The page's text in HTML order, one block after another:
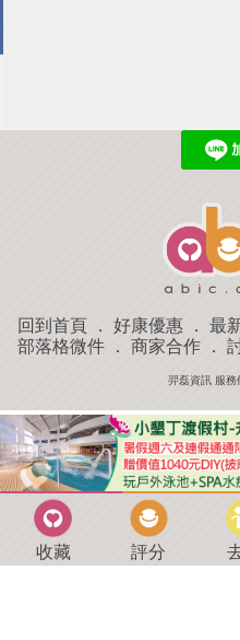
回到首頁 ． 好康優惠 ． 最
部落格微件． 商家合作．
羿磊資訊 服務
收藏 評分